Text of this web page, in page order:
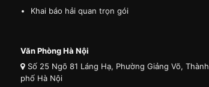
Khai báo hải quan trọn gói
Văn Phòng Hà Nội
Số 25 Ngõ 81 Láng Hạ, Phường Giảng Võ, Thành
phố Hà Nội